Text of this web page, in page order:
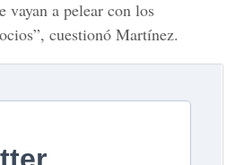
vayan a pelear con los
cuestionó Martínez.